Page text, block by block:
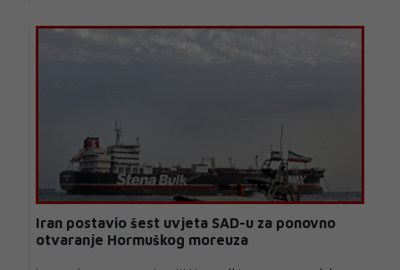
Iran postavio šest uvjeta SAD-u za ponovno
otvaranje Hormuškog moreuza